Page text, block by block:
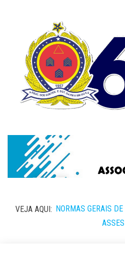
VEJA AQUI: NORMAS GERAIS
ASSES